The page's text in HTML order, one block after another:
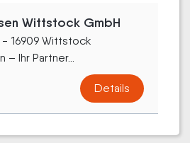
Wittstock GmbH
- 16909 Wittstock
– Ihr Partner...
Details